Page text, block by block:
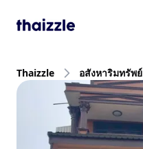
Thaizzle อสังหาริมทรัพย์